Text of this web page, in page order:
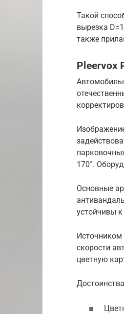
Такой
вырезка
также
Pleervox
170°.
Основные
устойчивы
скорости
цветную